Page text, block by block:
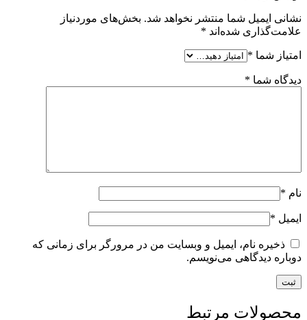
نشانی ایمیل شما منتشر نخواهد شد. بخش‌های موردنیاز
علامت‌گذاری شده‌اند *
امتیاز شما *
دیدگاه شما *
نام *
ایمیل *
ذخیره نام، ایمیل و وبسایت من در مرورگر برای زمانی که
دوباره دیدگاهی می‌نویسم.
محصولات مرتبط